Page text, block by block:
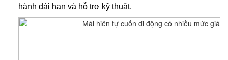
hành dài hạn và hỗ trợ kỹ thuật.